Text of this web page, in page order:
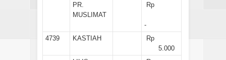
PR.
MUSLIMAT
Rp
-
4739
KASTIAH
Rp
5.000